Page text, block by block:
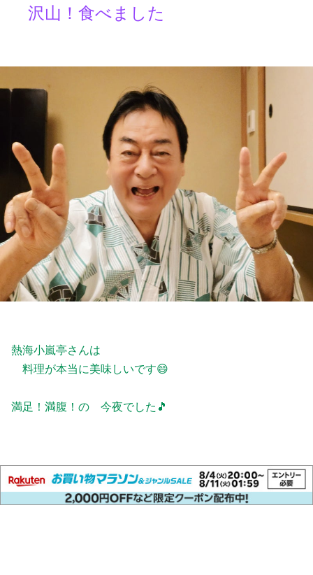
沢山！食べました
熱海小嵐亭さんは
料理が本当に美味しいです😄
満足！満腹！の 今夜でした🎵